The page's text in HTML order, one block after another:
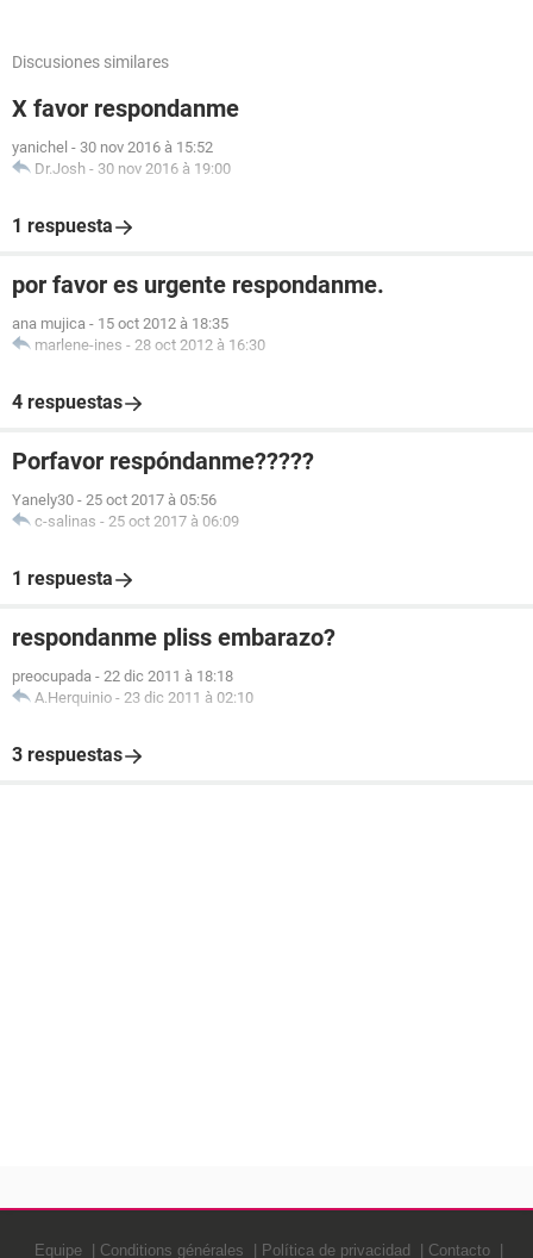
Discusiones similares
X favor respondanme
yanichel - 30 nov 2016 à 15:52
Dr.Josh - 30 nov 2016 à 19:00
1 respuesta
por favor es urgente respondanme.
ana mujica - 15 oct 2012 à 18:35
marlene-ines - 28 oct 2012 à 16:30
4 respuestas
Porfavor respóndanme?????
Yanely30 - 25 oct 2017 à 05:56
c-salinas - 25 oct 2017 à 06:09
1 respuesta
respondanme pliss embarazo?
preocupada - 22 dic 2011 à 18:18
A.Herquinio - 23 dic 2011 à 02:10
3 respuestas
Equipe Conditions générales Política de privacidad Contacto